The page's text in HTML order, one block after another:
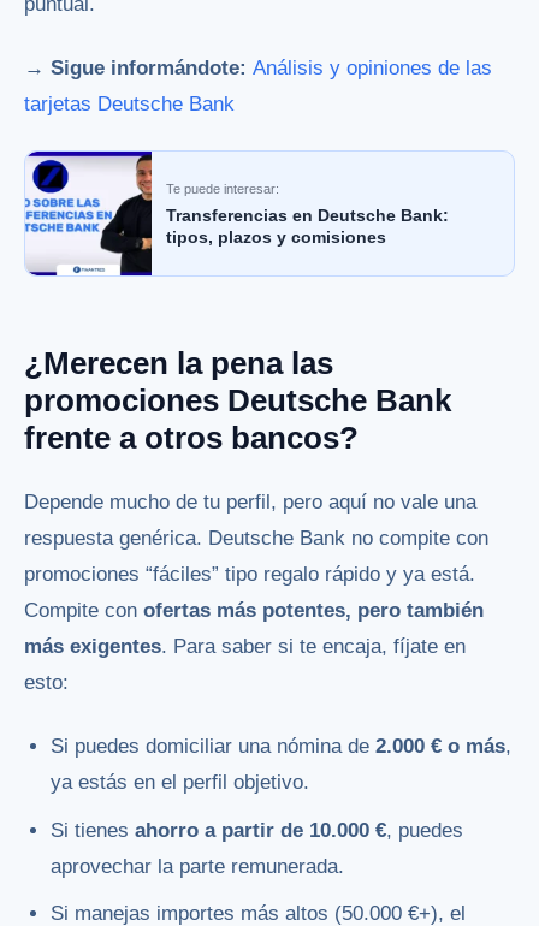
→ Sigue informándote: Análisis y opiniones de las
tarjetas Deutsche Bank
Te puede interesar:
Transferencias en Deutsche Bank:
tipos, plazos y comisiones
¿Merecen la pena las
promociones Deutsche Bank
frente a otros bancos?
Depende mucho de tu perfil, pero aquí no vale una
respuesta genérica. Deutsche Bank no compite con
promociones “fáciles” tipo regalo rápido y ya está.
Compite con ofertas más potentes, pero también
más exigentes. Para saber si te encaja, fíjate en
esto:
Si puedes domiciliar una nómina de2.000 € o más,
ya estás en el perfil objetivo.
Si tienesahorro a partir de 10.000 €, puedes
aprovechar la parte remunerada.
Si manejas importes más altos (50.000 €+), el